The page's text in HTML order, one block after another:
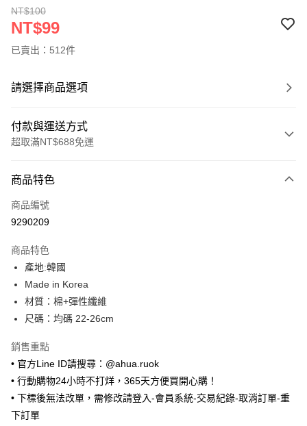
NT$100
NT$99
已賣出：512件
請選擇商品選項
付款與運送方式
超取滿NT$688免運
信用卡一次付款
超商取貨付款
Apple Pay
街口支付
悠遊付
ATM付款
全家取貨付款
每筆NT$65，滿NT$688(含以上)免運費
商品特色
商品編號
9290209
商品特色
產地:韓國
Made in Korea
材質：棉+彈性纖維
尺碼：均碼 22-26cm
銷售重點
• 官方Line ID請搜尋：@ahua.ruok
• 行動購物24小時不打烊，365天方便買開心購！
• 下標後無法改單，需修改請登入-會員系統-交易紀錄-取消訂單-重
下訂單